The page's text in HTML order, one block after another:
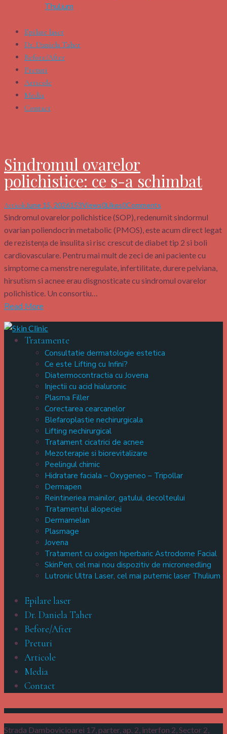
Thulium
Epilare laser
Dr. Daniela Taher
Before/After
Preturi
Articole
Media
Contact
Sindromul ovarelor
polichistice: ce s-a schimbat
ArticoleJune 15, 2026153Views0Likes0Comments
Sindromul ovarelor polichistice (SOP), redenumit sindormul
ovarian poliendocrin metabolic (PMOS), este acum direct legat
de rezistența de insulita si risc crescut de diabet tip 2 si boli
cardiovasculare. Pentru mai mult de zeci de ani paciente cu
simptome ca menstre neregulate, infertilitate, durere pelviana,
hirsutism si acnee erau disgnosticate cu sindromul ovarelor
polichistice. Un consortiu…
Read More
Tratamente
Consultatie dermatologie estetica
Ce este Lifting cu Infini?
Diatermocontractia cu Jovena
Injectii cu acid hialuronic
Plasma Filler
Corectarea cearcanelor
Blefaroplastie nechirurgicala
Lifting nechirurgical
Tratament cicatrici de acnee
Mezoterapie si biorevitalizare
Peelingul chimic
Hidratare faciala – Oxygeneo – Tripollar
Dermapen
Reintineriea mainilor, gatului, decolteului
Tratamentul alopeciei
Dermamelan
Plasmage
Jovena
Tratament cu oxigen hiperbaric Astrodome Facial
SkinPen, cel mai nou dispozitiv de microneedling
Lutronic Ultra Laser, cel mai puternic laser Thulium
Epilare laser
Dr. Daniela Taher
Before/After
Preturi
Articole
Media
Contact
Strada Dambovicioarei 17, parter, ap. 2, interfon 2,Sector 2,